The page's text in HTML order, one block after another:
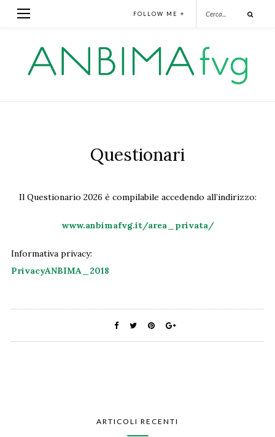
FOLLOW ME +
Questionari
Il Questionario 2026 è compilabile accedendo all’indirizzo:
www.anbimafvg.it/area_privata/
Informativa privacy:
PrivacyANBIMA_2018
ARTICOLI RECENTI